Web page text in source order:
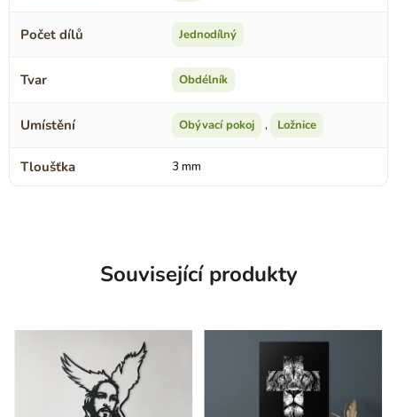
Počet dílů Jednodílný
Tvar Obdélník
Umístění Obývací pokoj , Ložnice
Tloušťka 3 mm
Související produkty